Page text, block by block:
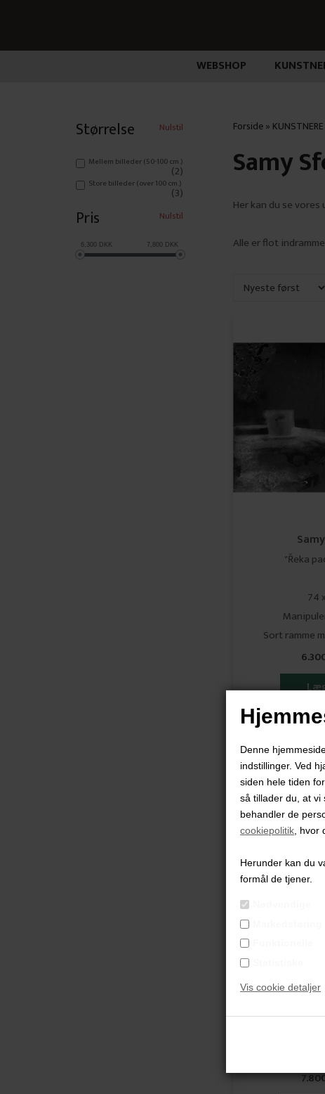
Denne
indstillinger. Ved
siden hele tiden
så tillader du, at
behandler de
cookiepolitik ,
Herunder kan du
formål de tjener.
Vis cookie detaljer
WEBSHOP
Størrelse Nulstil
Mellem billeder (50-100 cm.)
(2)
Store billeder (over 100 cm.)
(3)
Pris Nulstil
6,300 DKK 7,800 DKK
Forside» KUNSTNERE
Samy
Her kan du se
Alle er flot
"Řeka
74
Sort ramme
"Čo